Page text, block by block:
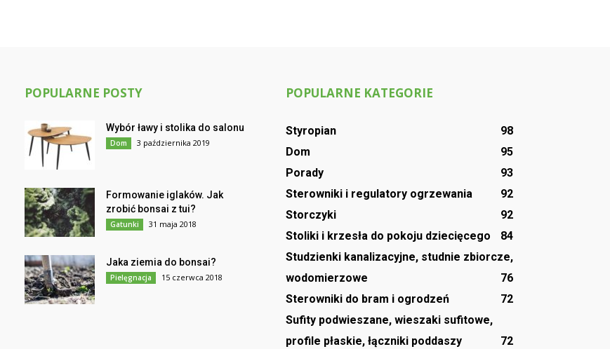
POPULARNE POSTY
Wybór ławy i stolika do salonu
Dom 3 października 2019
Formowanie iglaków. Jak
zrobić bonsai z tui?
Gatunki 31 maja 2018
Jaka ziemia do bonsai?
Pielęgnacja 15 czerwca 2018
POPULARNE KATEGORIE
Styropian
98
Dom
95
Porady
93
Sterowniki i regulatory ogrzewania
92
Storczyki
92
Stoliki i krzesła do pokoju dziecięcego
84
Studzienki kanalizacyjne, studnie zbiorcze,
wodomierzowe
76
Sterowniki do bram i ogrodzeń
72
Sufity podwieszane, wieszaki sufitowe,
profile płaskie, łączniki poddaszy
72